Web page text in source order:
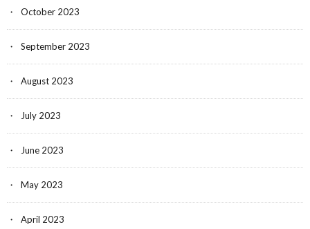
October 2023
September 2023
August 2023
July 2023
June 2023
May 2023
April 2023